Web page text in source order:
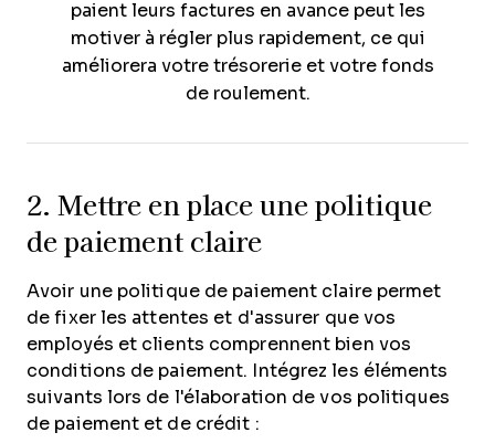
paient leurs factures en avance peut les
motiver à régler plus rapidement, ce qui
améliorera votre trésorerie et votre fonds
de roulement.
2. Mettre en place une politique
de paiement claire
Avoir une politique de paiement claire permet
de fixer les attentes et d'assurer que vos
employés et clients comprennent bien vos
conditions de paiement. Intégrez les éléments
suivants lors de l'élaboration de vos politiques
de paiement et de crédit :